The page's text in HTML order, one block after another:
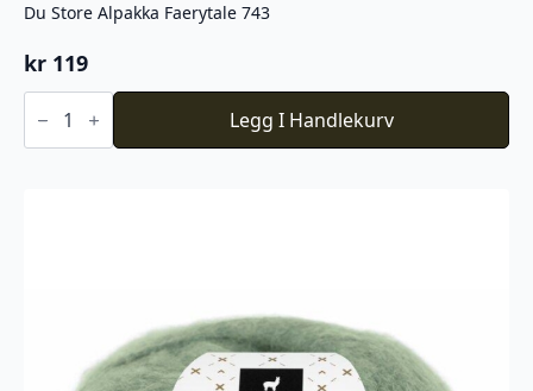
Du Store Alpakka Faerytale 743
kr 119
Du
Store
Faerytale
Legg I Handlekurv